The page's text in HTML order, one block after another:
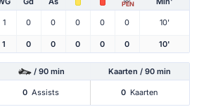
PEN
1 0 0 0 0 0 10'
1 0 0 0 0 0 10'
/ 90 min Kaarten / 90 min
0 Assists 0 Kaarten